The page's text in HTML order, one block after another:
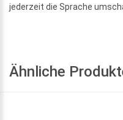
jederzeit die Sprache
Ähnliche